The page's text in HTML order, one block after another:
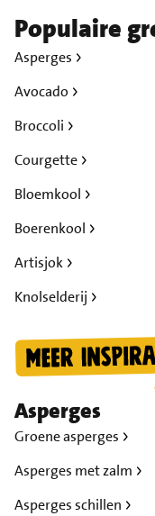
Populaire
Asperges
Avocado
Broccoli
Courgette
Bloemkool
Boerenkool
Artisjok
Knolselderij
Asperges
Groene asperges
Asperges met zalm
Asperges schillen